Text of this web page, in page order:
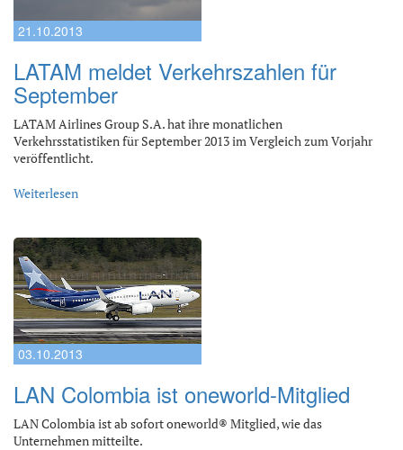
21.10.2013
LATAM meldet Verkehrszahlen für
September
LATAM Airlines Group S.A. hat ihre monatlichen
Verkehrsstatistiken für September 2013 im Vergleich zum Vorjahr
veröffentlicht.
Weiterlesen
03.10.2013
LAN Colombia ist oneworld-Mitglied
LAN Colombia ist ab sofort oneworld® Mitglied, wie das
Unternehmen mitteilte.